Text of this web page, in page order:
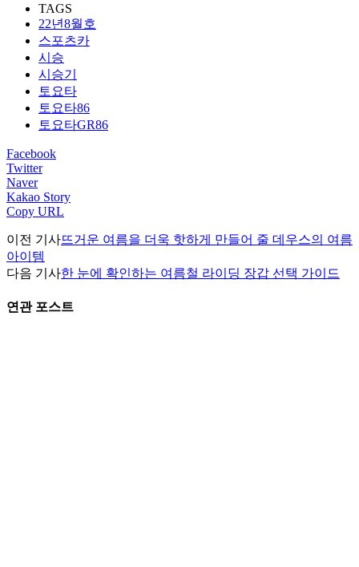
TAGS
22년8월호
스포츠카
시승
시승기
토요타
토요타86
토요타GR86
Facebook
Twitter
Naver
Kakao Story
Copy URL
이전 기사뜨거운 여름을 더욱 핫하게 만들어 줄 데우스의 여름
아이템
다음 기사한 눈에 확인하는 여름철 라이딩 장갑 선택 가이드
연관 포스트